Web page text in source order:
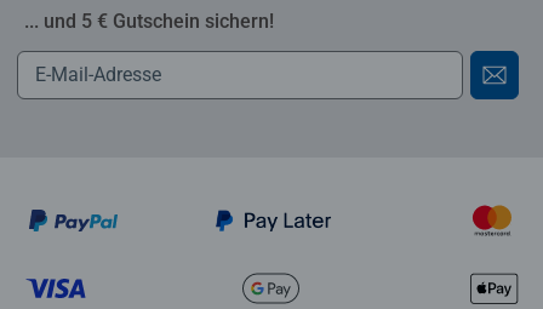
... und 5 € Gutschein sichern!